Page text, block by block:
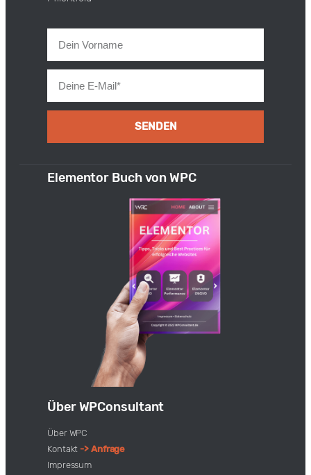
SENDEN
Elementor Buch von WPC
Über WPConsultant
Über WPC
Kontakt-> Anfrage
Impressum